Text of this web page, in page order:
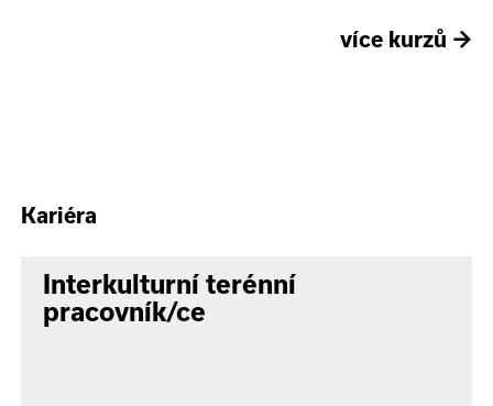
více kurzů →
Kariéra
Interkulturní terénní
pracovník/ce